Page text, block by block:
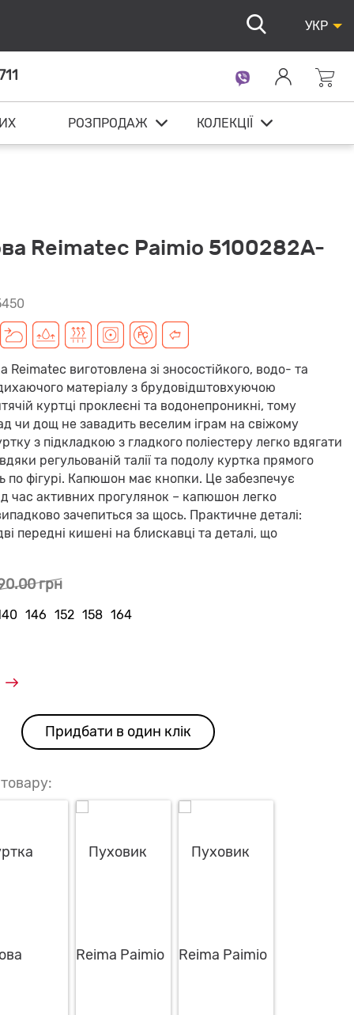
УКР
РОЗПРОДАЖ КОЛЕКЦІЇ
Reimatec Paimio 5100282A-
Reimatec виготовлена зі зносостійкого, водо- та
матеріалу з брудовідштовхуючою
куртці проклеєні та водонепроникні, тому
чи дощ не завадить веселим іграм на свіжому
з підкладкою з гладкого поліестеру легко вдягати
регульованій талії та подолу куртка прямого
по фігурі. Капюшон має кнопки. Це забезпечує
час активних прогулянок – капюшон легко
зачепиться за щось. Практичне деталі:
передні кишені на блискавці та деталі, що
грн
146 152 158 164
Придбати в один клік